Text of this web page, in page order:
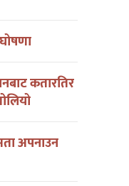
कतारतिर
अपनाउन